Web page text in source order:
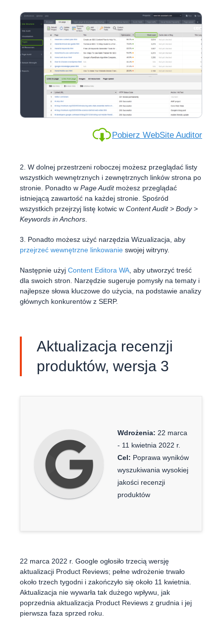
Pobierz WebSite Auditor
2. W dolnej przestrzeni roboczej możesz przeglądać listy
wszystkich wewnętrznych i zewnętrznych linków strona po
stronie. Ponadto w Page Auditmożesz przeglądać
istniejącą zawartość na każdej stronie. Spośród
wszystkich przejrzyj listę kotwic w Content Audit > Body >
Keywords in Anchors.
3. Ponadto możesz użyć narzędzia Wizualizacja, aby
przejrzeć wewnętrzne linkowanie swojej witryny.
Następnie użyj Content Editora WA, aby utworzyć treść
dla swoich stron. Narzędzie sugeruje pomysły na tematy i
najlepsze słowa kluczowe do użycia, na podstawie analizy
głównych konkurentów z SERP.
Aktualizacja recenzji
produktów, wersja 3
Wdrożenia: 22 marca
- 11 kwietnia 2022 r.
Cel: Poprawa wyników
wyszukiwania wysokiej
jakości recenzji
produktów
22 marca 2022 r. Google ogłosiło trzecią wersję
aktualizacji Product Reviews; pełne wdrożenie trwało
około trzech tygodni i zakończyło się około 11 kwietnia.
Aktualizacja nie wywarła tak dużego wpływu, jak
poprzednia aktualizacja Product Reviews z grudnia i jej
pierwsza faza sprzed roku.